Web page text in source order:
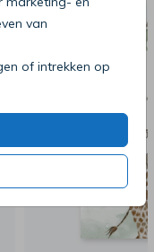
van
of intrekken op